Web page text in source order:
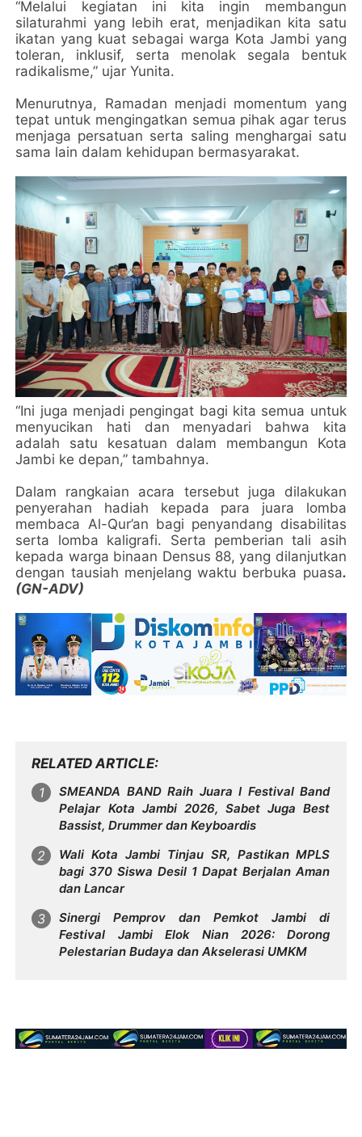
“Melalui kegiatan ini kita ingin membangun
silaturahmi yang lebih erat, menjadikan kita satu
ikatan yang kuat sebagai warga Kota Jambi yang
toleran, inklusif, serta menolak segala bentuk
radikalisme,” ujar Yunita.
Menurutnya, Ramadan menjadi momentum yang
tepat untuk mengingatkan semua pihak agar terus
menjaga persatuan serta saling menghargai satu
sama lain dalam kehidupan bermasyarakat.
“Ini juga menjadi pengingat bagi kita semua untuk
menyucikan hati dan menyadari bahwa kita
adalah satu kesatuan dalam membangun Kota
Jambi ke depan,” tambahnya.
Dalam rangkaian acara tersebut juga dilakukan
penyerahan hadiah kepada para juara lomba
membaca Al-Qur’an bagi penyandang disabilitas
serta lomba kaligrafi. Serta pemberian tali asih
kepada warga binaan Densus 88, yang dilanjutkan
dengan tausiah menjelang waktu berbuka puasa.
(GN-ADV)
RELATED ARTICLE
SMEANDA BAND Raih Juara I Festival Band
Pelajar Kota Jambi 2026, Sabet Juga Best
Bassist, Drummer dan Keyboardis
Wali Kota Jambi Tinjau SR, Pastikan MPLS
bagi 370 Siswa Desil 1 Dapat Berjalan Aman
dan Lancar
Sinergi Pemprov dan Pemkot Jambi di
Festival Jambi Elok Nian 2026: Dorong
Pelestarian Budaya dan Akselerasi UMKM